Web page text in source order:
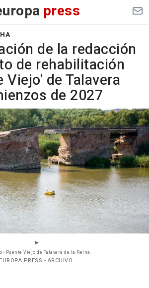
press
de la redacción
de rehabilitación
Viejo' de Talavera
de 2027
- Puente Viejo de Talavera de la Reina.
PRESS - ARCHIVO